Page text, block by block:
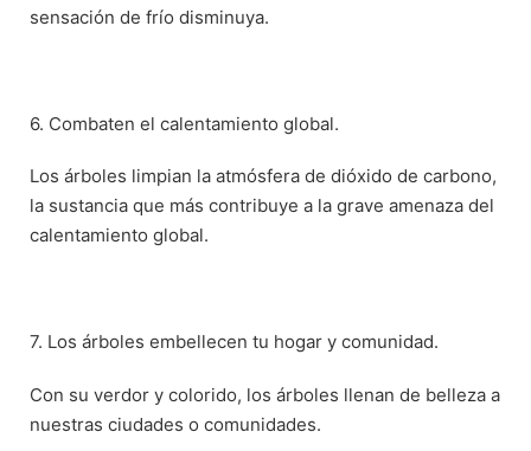
sensación de frío disminuya.
6. Combaten el calentamiento global.
Los árboles limpian la atmósfera de dióxido de carbono,
la sustancia que más contribuye a la grave amenaza del
calentamiento global.
7. Los árboles embellecen tu hogar y comunidad.
Con su verdor y colorido, los árboles llenan de belleza a
nuestras ciudades o comunidades.